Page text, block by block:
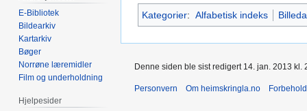
Kategorier: Alfabetisk indeks
E-Bibliotek
Bildearkiv
Kartarkiv
Bøger
Norrøne læremidler
Film og underholdning
Hjelpesider
Denne siden ble sist redigert 14. jan. 2013 kl.
Personvern Om heimskringla.no Forbehold